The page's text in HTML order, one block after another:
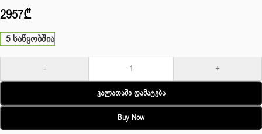
2957₾
5 საწყობშია
- +
Კალათაში Დამატება
Buy Now